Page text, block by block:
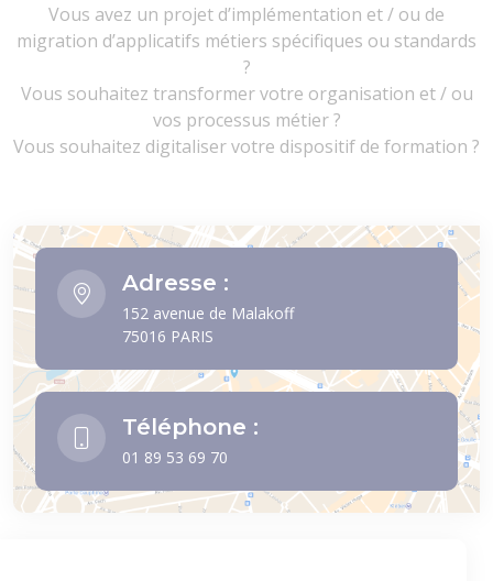
Vous avez un projet d’implémentation et / ou de
migration d’applicatifs métiers spécifiques ou standards
?
Vous souhaitez transformer votre organisation et / ou
vos processus métier ?
Vous souhaitez digitaliser votre dispositif de formation ?
Adresse :
152 avenue de Malakoff
75016 PARIS
Téléphone :
01 89 53 69 70